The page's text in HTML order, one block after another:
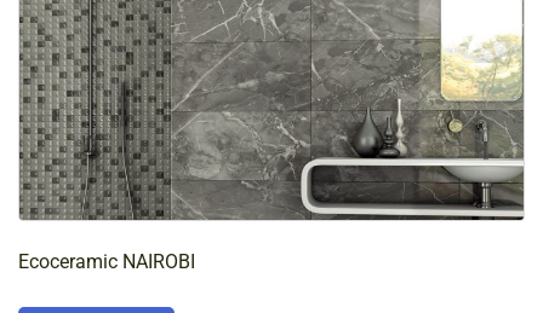
Ecoceramic NAIROBI